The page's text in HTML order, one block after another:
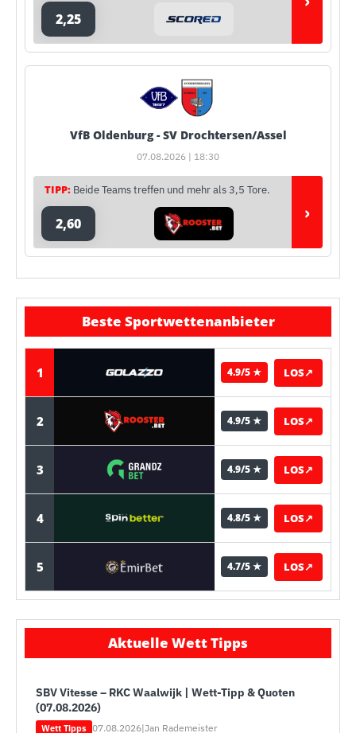
2,25
VfB Oldenburg - SV Drochtersen/Assel
07.08.2026 | 18:30
TIPP: Beide Teams treffen und mehr als 3,5 Tore.
2,60 ›
Beste Sportwettenanbieter
1 4.9/5 ★ LOS↗
2 4.9/5 ★ LOS↗
3 4.9/5 ★ LOS↗
4 4.8/5 ★ LOS↗
5 4.7/5 ★ LOS↗
Aktuelle Wett Tipps
SBV Vitesse – RKC Waalwijk | Wett-Tipp & Quoten
(07.08.2026)
Wett Tipps 07.08.2026|Jan Rademeister